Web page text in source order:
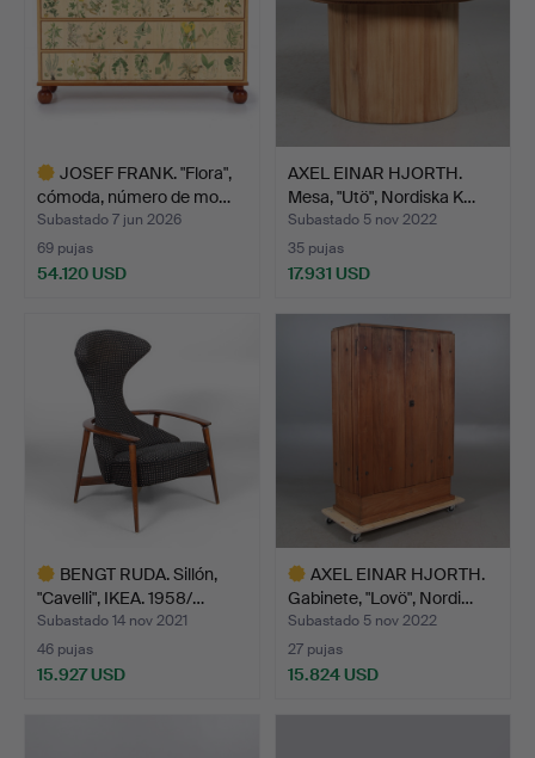
JOSEF FRANK. "Flora",
cómoda, número de mo…
Subastado 7 jun 2026
69 pujas
54.120 USD
seleccionado
AXEL EINAR HJORTH.
Mesa, "Utö", Nordiska K…
Subastado 5 nov 2022
35 pujas
17.931 USD
BENGT RUDA. Sillón,
"Cavelli", IKEA. 1958/…
Subastado 14 nov 2021
46 pujas
15.927 USD
AXEL EINAR HJORTH.
Gabinete, "Lovö", Nordi…
Subastado 5 nov 2022
27 pujas
15.824 USD